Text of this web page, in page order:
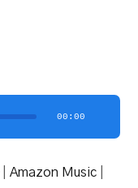
00:00
|Amazon Music